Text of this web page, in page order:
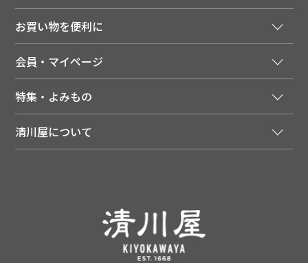
ご利用ガイド
領収書について
送料について
配達日について
返品について
よくあるご質問（FAQ）
あんしんの品質保証について（産直品）
品質保証について（通常品）
お買い物を便利に
季節のカタログを無料でお届け
店舗・ECポイント共通アプリ
LINEお友だち登録
会員・マイページ
会員特典について
注文履歴
特集・よみもの
メディア掲載商品
清川屋のレビューを見る
清川屋について